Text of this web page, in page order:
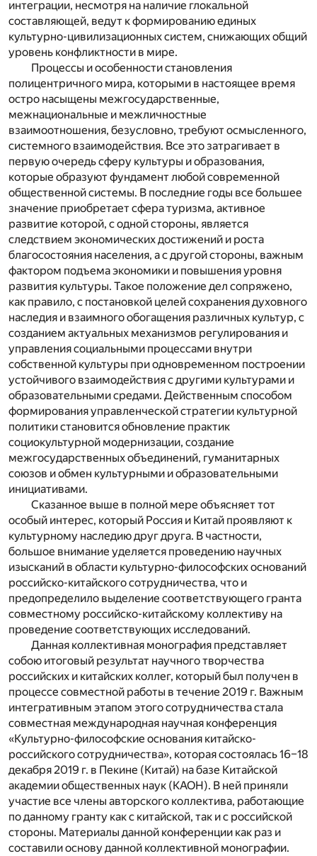
интеграции, несмотря на наличие глокальной
составляющей, ведут к формированию единых
культурно-цивилизационных систем, снижающих общий
уровень конфликтности в мире.
Процессы и особенности становления
полицентричного мира, которыми в настоящее время
остро насыщены межгосударственные,
межнациональные и межличностные
взаимоотношения, безусловно, требуют осмысленного,
системного взаимодействия. Все это затрагивает в
первую очередь сферу культуры и образования,
которые образуют фундамент любой современной
общественной системы. В последние годы все большее
значение приобретает сфера туризма, активное
развитие которой, с одной стороны, является
следствием экономических достижений и роста
благосостояния населения, а с другой стороны, важным
фактором подъема экономики и повышения уровня
развития культуры. Такое положение дел сопряжено,
как правило, с постановкой целей сохранения духовного
наследия и взаимного обогащения различных культур, с
созданием актуальных механизмов регулирования и
управления социальными процессами внутри
собственной культуры при одновременном построении
устойчивого взаимодействия с другими культурами и
образовательными средами. Действенным способом
формирования управленческой стратегии культурной
политики становится обновление практик
социокультурной модернизации, создание
межгосударственных объединений, гуманитарных
союзов и обмен культурными и образовательными
инициативами.
Сказанное выше в полной мере объясняет тот
особый интерес, который Россия и Китай проявляют к
культурному наследию друг друга. В частности,
большое внимание уделяется проведению научных
изысканий в области культурно-философских оснований
российско-китайского сотрудничества, что и
предопределило выделение соответствующего гранта
совместному российско-китайскому коллективу на
проведение соответствующих исследований.
Данная коллективная монография представляет
собою итоговый результат научного творчества
российских и китайских коллег, который был получен в
процессе совместной работы в течение 2019 г. Важным
интегративным этапом этого сотрудничества стала
совместная международная научная конференция
«Культурно-философские основания китайско-
российского сотрудничества», которая состоялась 16–18
декабря 2019 г. в Пекине (Китай) на базе Китайской
академии общественных наук (КАОН). В ней приняли
участие все члены авторского коллектива, работающие
по данному гранту как с китайской, так и с российской
стороны. Материалы данной конференции как раз и
составили основу данной коллективной монографии.